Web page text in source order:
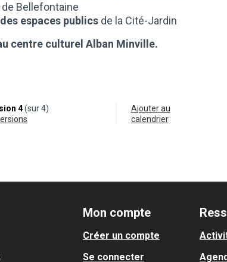
Bellefontaine
espaces publics de la Cité-Jardin
centre culturel Alban Minville.
4(sur 4)
Ajouter au
calendrier
Mon compte
Créer un compte
Se connecter